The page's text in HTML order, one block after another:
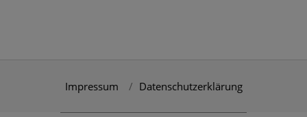
Impressum Datenschutzerklärung